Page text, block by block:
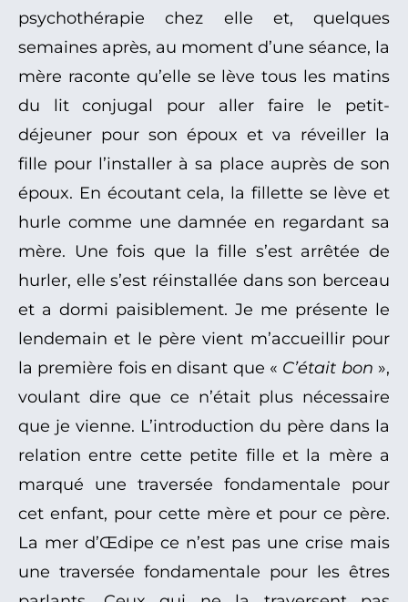
psychothérapie chez elle et, quelques
semaines après, au moment d’une séance, la
mère raconte qu’elle se lève tous les matins
du lit conjugal pour aller faire le petit-
déjeuner pour son époux et va réveiller la
fille pour l’installer à sa place auprès de son
époux. En écoutant cela, la fillette se lève et
hurle comme une damnée en regardant sa
mère. Une fois que la fille s’est arrêtée de
hurler, elle s’est réinstallée dans son berceau
et a dormi paisiblement. Je me présente le
lendemain et le père vient m’accueillir pour
la première fois en disant que « C’était bon »,
voulant dire que ce n’était plus nécessaire
que je vienne. L’introduction du père dans la
relation entre cette petite fille et la mère a
marqué une traversée fondamentale pour
cet enfant, pour cette mère et pour ce père.
La mer d’Œdipe ce n’est pas une crise mais
une traversée fondamentale pour les êtres